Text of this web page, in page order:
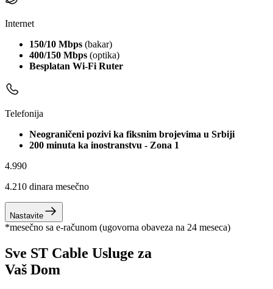
Internet
150/10 Mbps (bakar)
400/150 Mbps (optika)
Besplatan Wi-Fi Ruter
Telefonija
Neograničeni pozivi ka fiksnim brojevima u Srbiji
200 minuta ka inostranstvu - Zona 1
4.990
4.210 dinara mesečno
Nastavite
*mesečno sa e-računom (ugovorna obaveza na 24 meseca)
Sve ST Cable Usluge za
Vaš Dom